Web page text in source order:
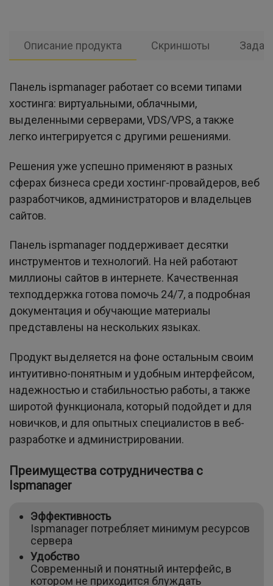
Описание продукта Скриншоты
Панель ispmanager работает со всеми типами
хостинга: виртуальными, облачными,
выделенными серверами, VDS/VPS, а также
легко интегрируется с другими решениями.
Решения уже успешно применяют в разных
сферах бизнеса среди хостинг-провайдеров, веб
разработчиков, администраторов и владельцев
сайтов.
Панель ispmanager поддерживает десятки
инструментов и технологий. На ней работают
миллионы сайтов в интернете. Качественная
техподдержка готова помочь 24/7, а подробная
документация и обучающие материалы
представлены на нескольких языках.
Продукт выделяется на фоне остальным своим
интуитивно-понятным и удобным интерфейсом,
надежностью и стабильностью работы, а также
широтой функционала, который подойдет и для
новичков, и для опытных специалистов в веб-
разработке и администрировании.
Преимущества сотрудничества c
Ispmanager
Эффективность
Ispmanager потребляет минимум ресурсов
сервера
Удобство
Современный и понятный интерфейс, в
котором не приходится блуждать